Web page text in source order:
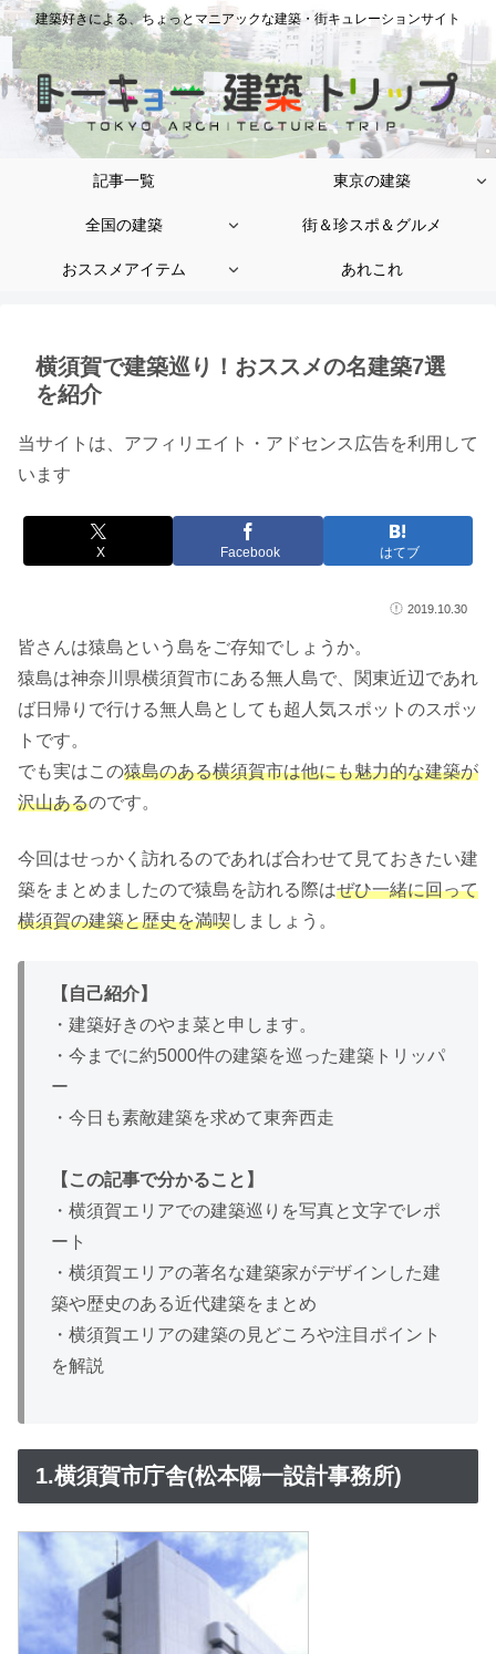
建築好きによる、ちょっとマニアックな建築・街キュレーションサイト
記事一覧 東京の建築
全国の建築 街＆珍スポ＆グルメ
おススメアイテム あれこれ
横須賀で建築巡り！おススメの名建築7選
を紹介
当サイトは、アフィリエイト・アドセンス広告を利用して
います
X Facebook はてブ
2019.10.30
皆さんは猿島という島をご存知でしょうか。
猿島は神奈川県横須賀市にある無人島で、関東近辺であれ
ば日帰りで行ける無人島としても超人気スポットのスポッ
トです。
でも実はこの猿島のある横須賀市は他にも魅力的な建築が
沢山あるのです。
今回はせっかく訪れるのであれば合わせて見ておきたい建
築をまとめましたので猿島を訪れる際はぜひ一緒に回って
横須賀の建築と歴史を満喫しましょう。
【自己紹介】
・建築好きのやま菜と申します。
・今までに約5000件の建築を巡った建築トリッパ
ー
・今日も素敵建築を求めて東奔西走
【この記事で分かること】
・横須賀エリアでの建築巡りを写真と文字でレポ
ート
・横須賀エリアの著名な建築家がデザインした建
築や歴史のある近代建築をまとめ
・横須賀エリアの建築の見どころや注目ポイント
を解説
1.横須賀市庁舎(松本陽一設計事務所)